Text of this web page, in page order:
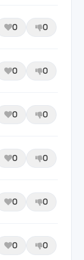
0 0
0 0
0 0
0 0
0 0
0 0